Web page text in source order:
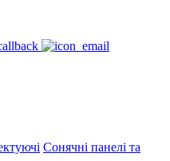
Сонячні панелі та